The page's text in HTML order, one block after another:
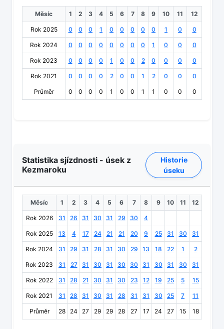
Měsíc 1 2 3 4 5 6 7 8 9 10 11 12
Rok 2025 0 0 0 1 0 0 0 0 0 1 0 0
Rok 2024 0 0 0 0 0 0 0 0 1 0 0 0
Rok 2023 0 0 0 0 1 0 0 2 0 0 0 0
Rok 2021 0 0 0 0 2 0 0 1 2 0 0 0
Průměr 0 0 0 0 1 0 0 1 1 0 0 0
Statistika sjízdnosti - úsek z
Kezmaroku
Historie
úseku
Měsíc 1 2 3 4 5 6 7 8 9 10 11 12
Rok 2026 31 26 31 30 31 29 30 4
Rok 2025 13 4 17 24 21 21 20 9 25 31 30 31
Rok 2024 31 29 31 28 31 30 29 13 18 22 1 2
Rok 2023 31 27 31 30 31 30 30 31 30 31 30 31
Rok 2022 31 28 21 30 31 30 23 12 19 25 5 15
Rok 2021 31 28 31 30 31 28 31 31 30 25 7 11
Průměr 28 24 27 29 29 28 27 17 24 27 15 18